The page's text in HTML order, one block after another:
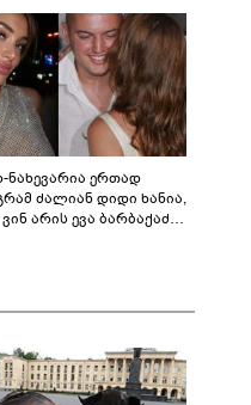
ნახევარია ერთად
ძალიან დიდი ხანია,
არის ევა ბარბაქაძის